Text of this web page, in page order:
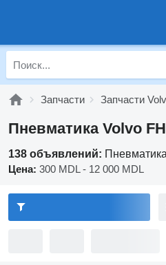
Запчасти Запчасти
Пневматика Volvo
138 объявлений:
Цена: 300 MDL - 12 000 MDL